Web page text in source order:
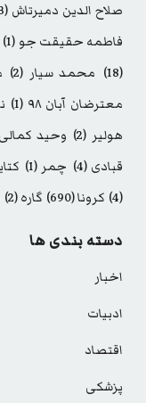
صلاح الدین دمیرتاش (3)
فاطمه حقیقت جو (1)
(18)
محمد سیار (2)
معترضان آبان ۹۸
(1)
هولیر (2) وحید کمالی
قبادی (4) چمر (1)
(4)
کرونا(690) گاره(2)
دسته بندی ها
اخبار
ادبیات
اقتصاد
پزشکی